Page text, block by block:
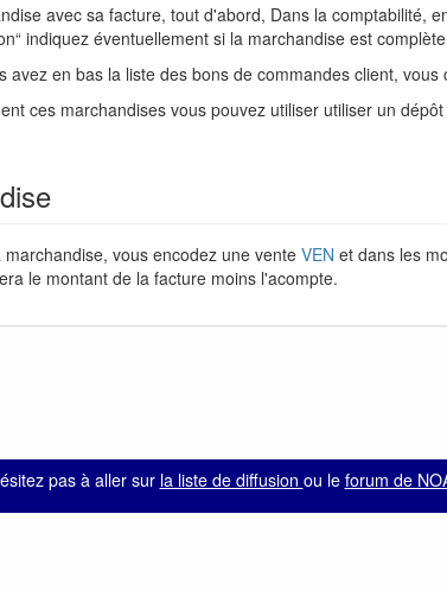
avec sa facture, tout d'abord, Dans la comptabilité,
indiquez éventuellement si la marchandise est
avez en bas la liste des bons de commandes client,
ces marchandises vous pouvez utiliser utiliser un
vous encodez une vente VEN et dans les
le montant de la facture moins l'acompte.
pas à aller sur la liste de diffusion ou le forum de